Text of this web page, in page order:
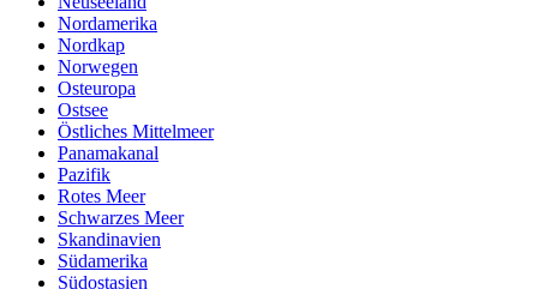
Nordamerika
Nordkap
Norwegen
Osteuropa
Ostsee
Östliches Mittelmeer
Panamakanal
Pazifik
Rotes Meer
Schwarzes Meer
Skandinavien
Südamerika
Südostasien